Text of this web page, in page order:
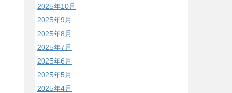
2025年10月
2025年9月
2025年8月
2025年7月
2025年6月
2025年5月
2025年4月